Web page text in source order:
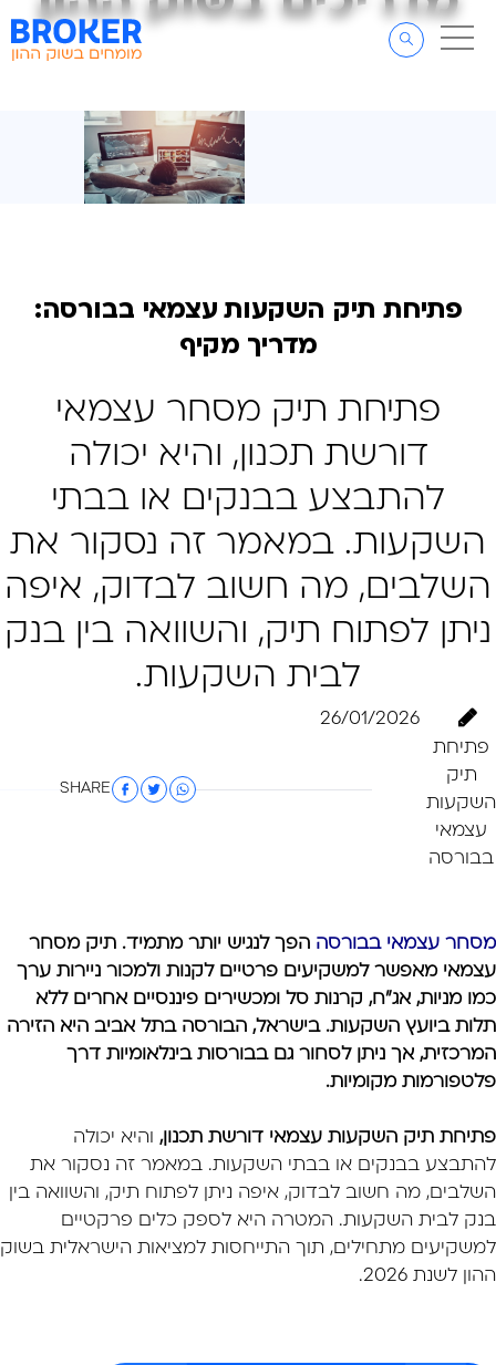
דלג לסרגל הניווט
דלג לתוכן
פתיחת תיק השקעות עצמאי בבורסה:
מדריך מקיף
פתיחת תיק מסחר עצמאי
דורשת תכנון, והיא יכולה
להתבצע בבנקים או בבתי
השקעות. במאמר זה נסקור את
השלבים, מה חשוב לבדוק, איפה
ניתן לפתוח תיק, והשוואה בין בנק
לבית השקעות.
פתיחת
תיק
השקעות
עצמאי
בבורסה
26/01/2026
SHARE
מסחר עצמאי בבורסה הפך לנגיש יותר מתמיד. תיק מסחר
עצמאי מאפשר למשקיעים פרטיים לקנות ולמכור ניירות ערך
כמו מניות, אג"ח, קרנות סל ומכשירים פיננסיים אחרים ללא
תלות ביועץ השקעות. בישראל, הבורסה בתל אביב היא הזירה
המרכזית, אך ניתן לסחור גם בבורסות בינלאומיות דרך
פלטפורמות מקומיות.
פתיחת תיק השקעות עצמאי דורשת תכנון, והיא יכולה
להתבצע בבנקים או בבתי השקעות. במאמר זה נסקור את
השלבים, מה חשוב לבדוק, איפה ניתן לפתוח תיק, והשוואה בין
בנק לבית השקעות. המטרה היא לספק כלים פרקטיים
למשקיעים מתחילים, תוך התייחסות למציאות הישראלית בשוק
ההון לשנת 2026.